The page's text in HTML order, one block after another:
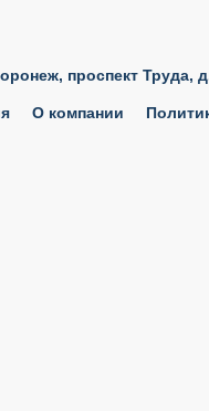
проспект Труда,
О компании